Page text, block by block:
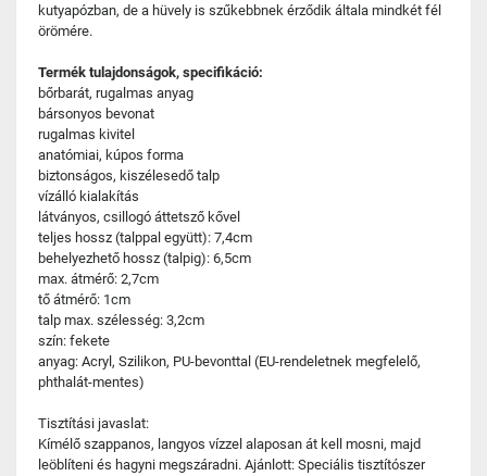
kutyapózban, de a hüvely is szűkebbnek érződik általa mindkét fél
örömére.
Termék tulajdonságok, specifikáció:
bőrbarát, rugalmas anyag
bársonyos bevonat
rugalmas kivitel
anatómiai, kúpos forma
biztonságos, kiszélesedő talp
vízálló kialakítás
látványos, csillogó áttetsző kővel
teljes hossz (talppal együtt): 7,4cm
behelyezhető hossz (talpig): 6,5cm
max. átmérő: 2,7cm
tő átmérő: 1cm
talp max. szélesség: 3,2cm
szín: fekete
anyag: Acryl, Szilikon, PU-bevonttal (EU-rendeletnek megfelelő,
phthalát-mentes)
Tisztítási javaslat:
Kímélő szappanos, langyos vízzel alaposan át kell mosni, majd
leöblíteni és hagyni megszáradni. Ajánlott: Speciális tisztítószer